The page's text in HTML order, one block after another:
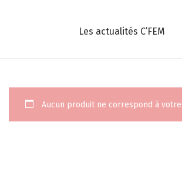
Les actualités C’FEM
Aucun produit ne correspond à